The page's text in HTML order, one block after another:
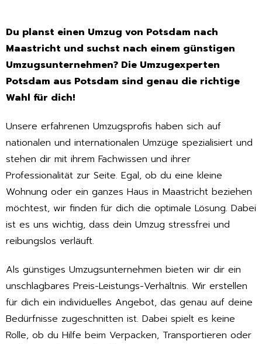
Du planst einen Umzug von Potsdam nach
Maastricht und suchst nach einem günstigen
Umzugsunternehmen? Die Umzugexperten
Potsdam aus Potsdam sind genau die richtige
Wahl für dich!
Unsere erfahrenen Umzugsprofis haben sich auf
nationalen und internationalen Umzüge spezialisiert und
stehen dir mit ihrem Fachwissen und ihrer
Professionalität zur Seite. Egal, ob du eine kleine
Wohnung oder ein ganzes Haus in Maastricht beziehen
möchtest, wir finden für dich die optimale Lösung. Dabei
ist es uns wichtig, dass dein Umzug stressfrei und
reibungslos verläuft.
Als günstiges Umzugsunternehmen bieten wir dir ein
unschlagbares Preis-Leistungs-Verhältnis. Wir erstellen
für dich ein individuelles Angebot, das genau auf deine
Bedürfnisse zugeschnitten ist. Dabei spielt es keine
Rolle, ob du Hilfe beim Verpacken, Transportieren oder